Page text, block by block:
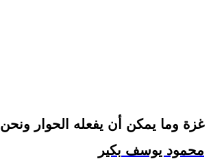
غزة وما يمكن أن يفعله الحوار ونحن
محمود يوسف بكير